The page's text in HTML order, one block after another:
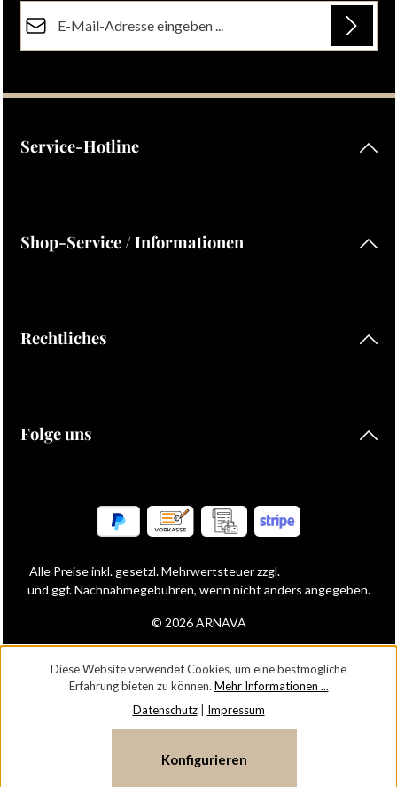
Ich habe dieDatenschutzbestimmungenzur Kenntnis
Service-Hotline
Shop-Service / Informationen
Rechtliches
Folge uns
© 2026 ARNAVA
Alle Preise inkl. gesetzl. Mehrwertsteuer zzgl.
und ggf. Nachnahmegebühren, wenn nicht anders angegeben.
Diese Website verwendet Cookies, um eine bestmögliche
Erfahrung bieten zu können. Mehr Informationen ...
Datenschutz| Impressum
Konfigurieren